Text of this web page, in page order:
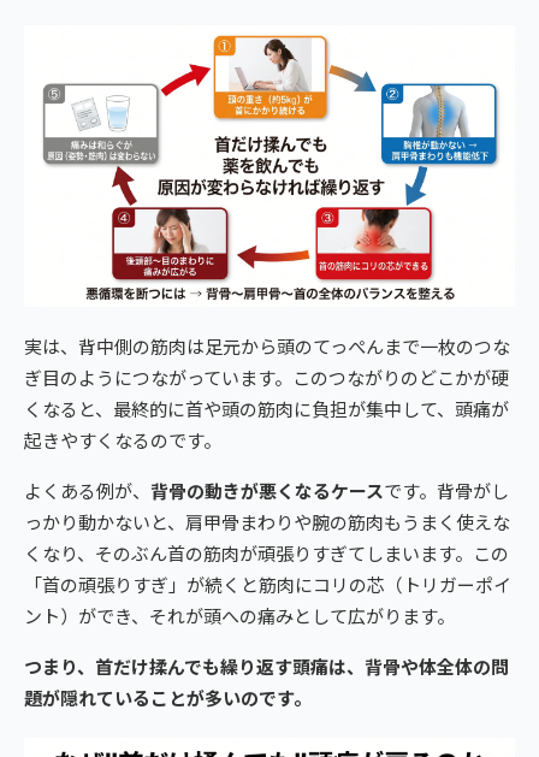
実は、背中側の筋肉は足元から頭のてっぺんまで一枚のつな
ぎ目のようにつながっています。このつながりのどこかが硬
くなると、最終的に首や頭の筋肉に負担が集中して、頭痛が
起きやすくなるのです。
よくある例が、 背骨の動きが悪くなるケースです。背骨がし
っかり動かないと、肩甲骨まわりや腕の筋肉もうまく使えな
くなり、そのぶん首の筋肉が頑張りすぎてしまいます。この
「首の頑張りすぎ」が続くと筋肉にコリの芯（トリガーポイ
ント）ができ、それが頭への痛みとして広がります。
つまり、首だけ揉んでも繰り返す頭痛は、背骨や体全体の問
題が隠れていることが多いのです。